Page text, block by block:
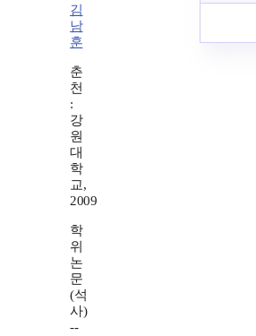
김
남
훈
춘
천
:
강
원
대
학
교,
2009
학
위
논
문
(석
사)
--